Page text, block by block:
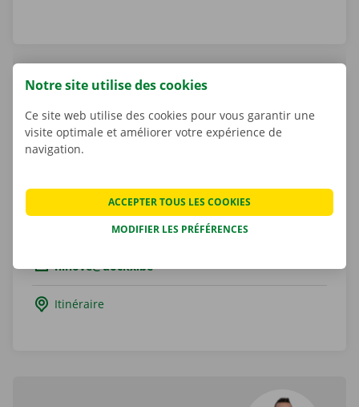
Nederwijk Oost 271
9400Ninove
Flandre orientale
+32 800 11 266
Email.:ninove@dockx.be
Itinéraire
Notre site utilise des cookies
Ce site web utilise des cookies pour vous garantir une
visite optimale et améliorer votre expérience de
navigation.
MODIFIER LES PRÉFÉRENCES
ACCEPTER TOUS LES COOKIES